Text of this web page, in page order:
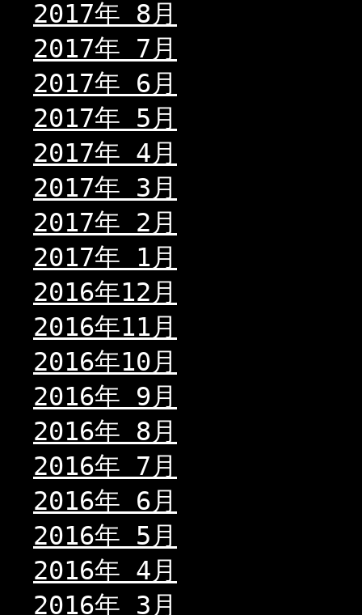
2017年 8月
2017年 7月
2017年 6月
2017年 5月
2017年 4月
2017年 3月
2017年 2月
2017年 1月
2016年12月
2016年11月
2016年10月
2016年 9月
2016年 8月
2016年 7月
2016年 6月
2016年 5月
2016年 4月
2016年 3月